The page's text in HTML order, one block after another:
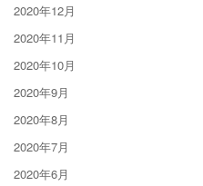
2020年12月
2020年11月
2020年10月
2020年9月
2020年8月
2020年7月
2020年6月